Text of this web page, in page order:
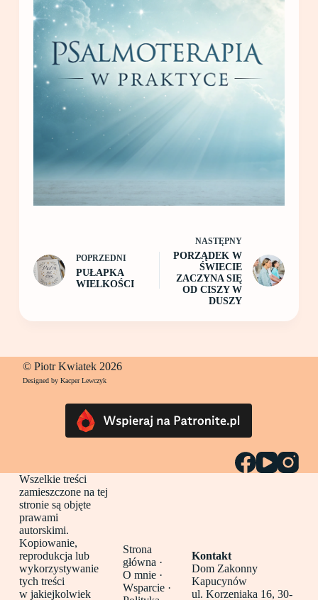
POPRZEDNI
PUŁAPKA
WIELKOŚCI
NASTĘPNY
PORZĄDEK W
ŚWIECIE
ZACZYNA SIĘ
OD CISZY W
DUSZY
© Piotr Kwiatek 2026
Designed by Kacper Lewczyk
Wszelkie treści
zamieszczone na tej
stronie są objęte
prawami
autorskimi.
Kopiowanie,
reprodukcja lub
wykorzystywanie
tych treści
w jakiejkolwiek
Strona
główna ·
O mnie ·
Wsparcie ·
Kontakt
Dom Zakonny
Kapucynów
ul. Korzeniaka 16, 30-